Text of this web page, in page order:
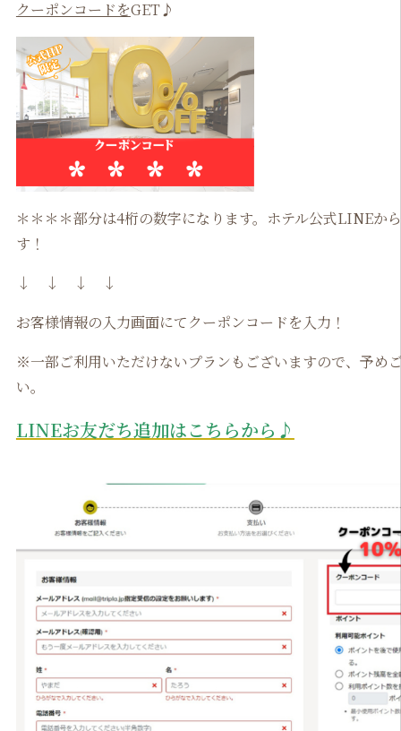
クーポンコードをGET♪
＊＊＊＊部分は4桁の数字になります。ホテル公式LINEか
す！
↓ ↓ ↓ ↓
お客様情報の入力画面にてクーポンコードを入力！
※一部ご利用いただけないプランもございますので、予め
い。
LINEお友だち追加はこちらから♪